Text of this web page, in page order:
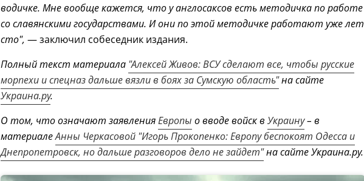
водичке. Мне вообще кажется, что у англосаксов есть методичка по работе
со славянскими государствами. И они по этой методичке работают уже лет
сто", — заключил собеседник издания.
Полный текст материала "Алексей Живов: ВСУ сделают все, чтобы русские
морпехи и спецназ дальше вязли в боях за Сумскую область"на сайте
Украина.ру.
О том, что означают заявленияЕвропы о вводе войск в Украину– в
материалеАнны Черкасовой "Игорь Прокопенко: Европу беспокоят Одесса и
Днепропетровск, но дальше разговоров дело не зайдет"на сайте Украина.ру.